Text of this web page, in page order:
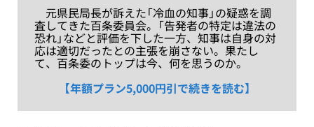
元県民局長が訴えた「冷血の知事」の疑惑を調
査してきた百条委員会。「告発者の特定は違法の
恐れ」などと評価を下した一方、知事は自身の対
応は適切だったとの主張を崩さない。果たし
て、百条委のトップは今、何を思うのか。
【年額プラン5,000円引で続きを読む】